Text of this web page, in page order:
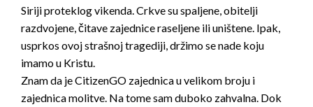
Siriji proteklog vikenda. Crkve su spaljene, obitelji
razdvojene, čitave zajednice raseljene ili uništene. Ipak,
usprkos ovoj strašnoj tragediji, držimo se nade koju
imamo u Kristu.
Znam da je CitizenGO zajednica u velikom broju i
zajednica molitve. Na tome sam duboko zahvalna. Dok